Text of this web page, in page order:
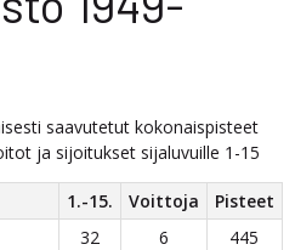
saavutetut kokonaispisteet
ja sijoitukset sijaluvuille 1-15
1.-15. Voittoja
Pisteet
32 6
445